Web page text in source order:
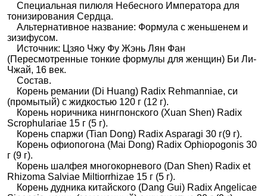
Специальная пилюля Небесного Императора для
тонизирования Сердца.
Альтернативное название: Формула с женьшенем и
зизифусом.
Источник: Цзяо Чжу Фу Жэнь Лян Фан
(Пересмотренные тонкие формулы для женщин) Би Ли-
Чжай, 16 век.
Состав.
Корень ремании (Di Huang) Radix Rehmanniae, си
(промытый) с жидкостью 120 г (12 г).
Корень норичника нингпонского (Xuan Shen) Radix
Scrophulariae 15 г (5 г).
Корень спаржи (Tian Dong) Radix Asparagi 30 г(9 г).
Корень офиопогона (Mai Dong) Radix Ophiopogonis 30
г (9 г).
Корень шалфея многокорневого (Dan Shen) Radix et
Rhizoma Salviae Miltiorrhizae 15 г (5 г).
Корень дудника китайского (Dang Gui) Radix Angelicae